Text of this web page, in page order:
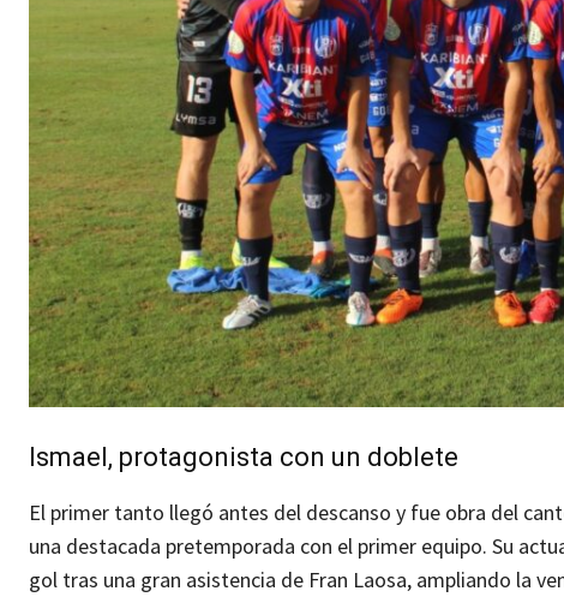
Ismael, protagonista con un doblete
El primer tanto llegó antes del descanso y fue obra del
una destacada pretemporada con el primer equipo. Su
gol tras una gran asistencia de Fran Laosa, ampliando la